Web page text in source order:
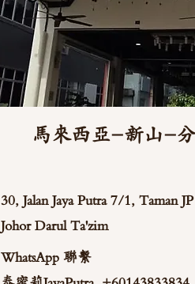
馬來西亞-新山-分
30, Jalan Jaya Putra 7/1, Taman
Johor Darul Ta'zim
WhatsApp 聯繫